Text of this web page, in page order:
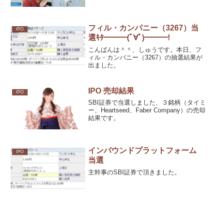
IPO
フィル・カンパニー（3267）当
選ｷﾀ━━━(ﾟ∀ﾟ)━━━!
こんばんは＾＾、しゅうです。本日、フ
ィル・カンパニー（3267）の抽選結果が
出ました。
IPO IPO 売却結果
SBI証券で当選しました、３銘柄（タイミ
ー、Heartseed、Faber Company）の売却
結果です。
IPO
インバウンドプラットフォーム
当選
主幹事のSBI証券で頂きました。